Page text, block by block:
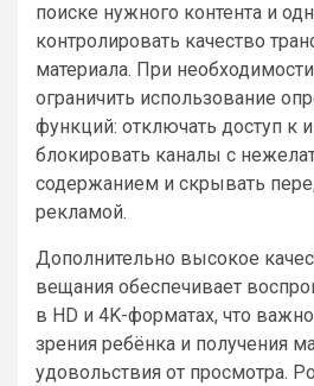
поиске нужного контента и
контролировать качество
материала. При
ограничить использование
функций: отключать доступ к
блокировать каналы с
содержанием и скрывать
рекламой.
Дополнительно высокое
вещания обеспечивает
в HD и 4K-форматах, что
зрения ребёнка и получения
удовольствия от просмотра.